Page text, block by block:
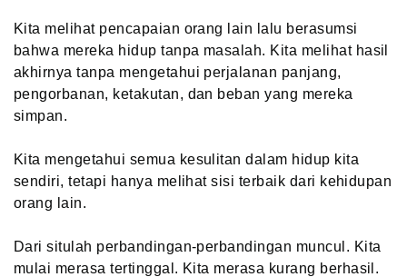
Kita melihat pencapaian orang lain lalu berasumsi
bahwa mereka hidup tanpa masalah. Kita melihat hasil
akhirnya tanpa mengetahui perjalanan panjang,
pengorbanan, ketakutan, dan beban yang mereka
simpan.
Kita mengetahui semua kesulitan dalam hidup kita
sendiri, tetapi hanya melihat sisi terbaik dari kehidupan
orang lain.
Dari situlah perbandingan-perbandingan muncul. Kita
mulai merasa tertinggal. Kita merasa kurang berhasil.